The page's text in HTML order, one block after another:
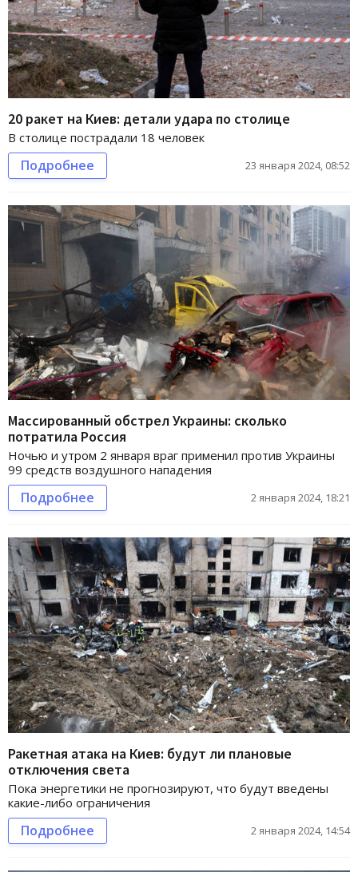
20 ракет на Киев: детали удара по столице
В столице пострадали 18 человек
Подробнее 23 января 2024, 08:52
Массированный обстрел Украины: сколько
потратила Россия
Ночью и утром 2 января враг применил против Украины
99 средств воздушного нападения
Подробнее 2 января 2024, 18:21
Ракетная атака на Киев: будут ли плановые
отключения света
Пока энергетики не прогнозируют, что будут введены
какие-либо ограничения
Подробнее 2 января 2024, 14:54